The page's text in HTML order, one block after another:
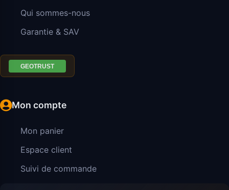
Qui sommes-nous
Garantie & SAV
Mon compte
Mon panier
Espace client
Suivi de commande